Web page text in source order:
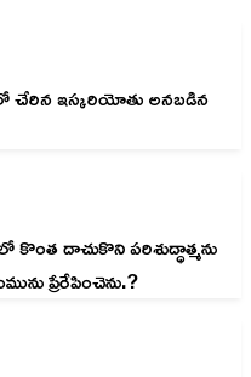
చేరిన ఇస్కరియోతు అనబడిన
కొంత దాచుకొని పరిశుద్ధాత్మను
ప్రేరేపించెను.?